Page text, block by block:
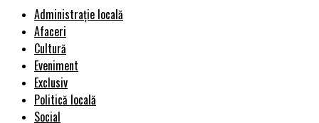
Administrație locală
Afaceri
Cultură
Eveniment
Exclusiv
Politică locală
Social